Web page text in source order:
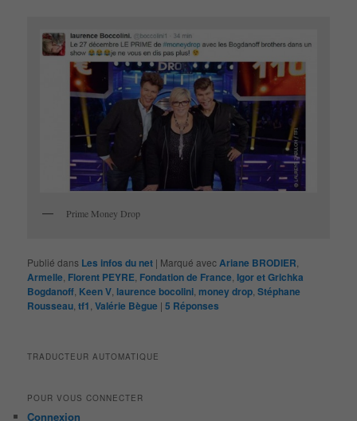
Prime Money Drop
Publié dans Les infos du net | Marqué avecAriane BRODIER
Armelle Florent PEYRE Fondation de France Igor et Grichka
Bogdanoff Keen V laurence bocolini ,money drop ,Stéphane
Rousseau ,tf1 ,Valérie Bègue |5 Réponses
TRADUCTEUR AUTOMATIQUE
POUR VOUS CONNECTER
Connexion